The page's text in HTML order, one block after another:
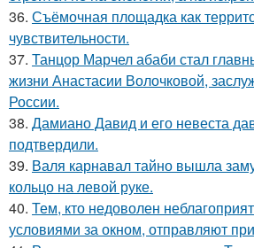
36. Съёмочная площадка как
чувствительности.
37. Танцор Марчел абаби стал
жизни Анастасии Волочковой,
России.
38. Дамиано Давид и его невеста
подтвердили.
39. Валя карнавал тайно вышла
кольцо на левой руке.
40. Тем, кто недоволен
условиями за окном, отправляют